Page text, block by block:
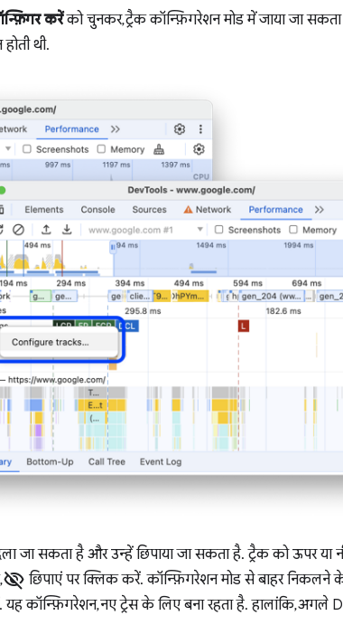
करेंको चुनकर, ट्रैक कॉन्फ़िगरेशन मोड में जाया जा
थी.
जा सकता है और उन्हें छिपाया जा सकता है. ट्रैक को ऊपर या
visibility_off छिपाएं पर क्लिक करें. कॉन्फ़िगरेशन मोड से बाहर निकलने
कॉन्फ़िगरेशन, नए ट्रेस के लिए बना रहता है. हालांकि, अगले